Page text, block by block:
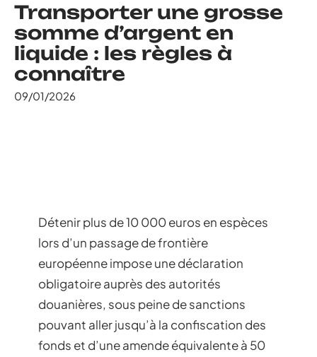
Transporter une grosse
somme d’argent en
liquide : les règles à
connaître
09/01/2026
Détenir plus de 10 000 euros en espèces
lors d’un passage de frontière
européenne impose une déclaration
obligatoire auprès des autorités
douanières, sous peine de sanctions
pouvant aller jusqu’à la confiscation des
fonds et d’une amende équivalente à 50